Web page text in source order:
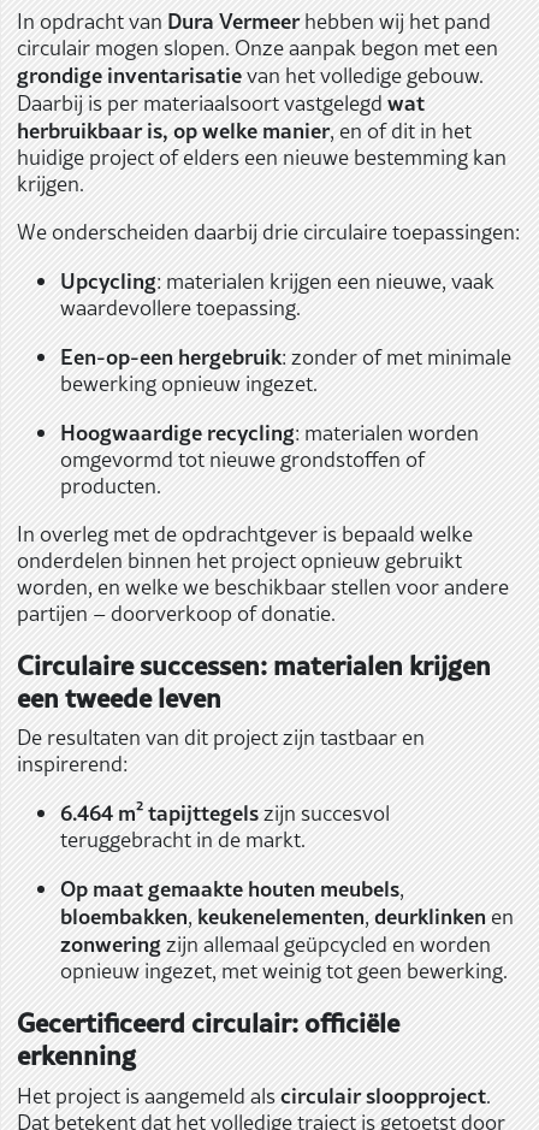
In opdracht van Dura Vermeerhebben wij het pand
circulair mogen slopen. Onze aanpak begon met een
grondige inventarisatievan het volledige gebouw.
Daarbij is per materiaalsoort vastgelegd wat
herbruikbaar is, op welke manier, en of dit in het
huidige project of elders een nieuwe bestemming kan
krijgen.
We onderscheiden daarbij drie circulaire toepassingen:
Upcycling: materialen krijgen een nieuwe, vaak
waardevollere toepassing.
Een-op-een hergebruik: zonder of met minimale
bewerking opnieuw ingezet.
Hoogwaardige recycling: materialen worden
omgevormd tot nieuwe grondstoffen of
producten.
In overleg met de opdrachtgever is bepaald welke
onderdelen binnen het project opnieuw gebruikt
worden, en welke we beschikbaar stellen voor andere
partijen – doorverkoop of donatie.
Circulaire successen: materialen krijgen
een tweede leven
De resultaten van dit project zijn tastbaar en
inspirerend:
6.464 m² tapijttegelszijn succesvol
teruggebracht in de markt.
Op maat gemaakte houten meubels,
bloembakken, keukenelementen,deurklinkenen
zonweringzijn allemaal geüpcycled en worden
opnieuw ingezet, met weinig tot geen bewerking.
Gecertificeerd circulair: officiële
erkenning
Het project is aangemeld alscirculair sloopproject.
Dat betekent dat het volledige traject is getoetst door